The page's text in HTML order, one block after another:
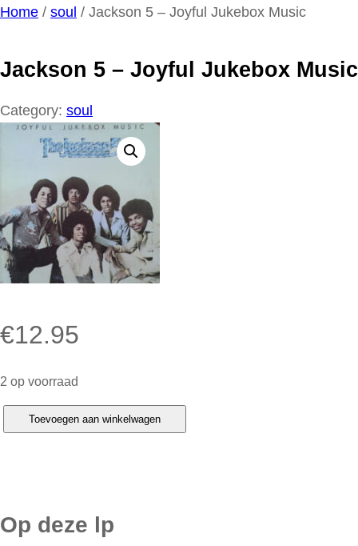
Ga
de
Home / soul / Jackson 5 – Joyful Jukebox Music
Jackson 5 – Joyful Jukebox Music
Category: soul
€12.95
2 op voorraad
o
Toevoegen aan winkelwagen
Op deze lp